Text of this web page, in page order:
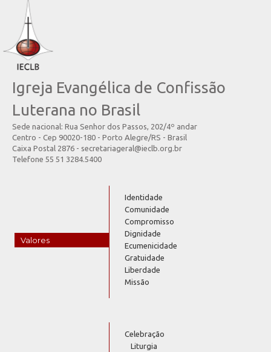
Igreja Evangélica de Confissão
Luterana no Brasil
Sede nacional: Rua Senhor dos Passos, 202/4º andar
Centro - Cep 90020-180 - Porto Alegre/RS - Brasil
Caixa Postal 2876 - secretariageral@ieclb.org.br
Telefone 55 51 3284.5400
Valores
Identidade
Comunidade
Compromisso
Dignidade
Ecumenicidade
Gratuidade
Liberdade
Missão
Celebração
Liturgia